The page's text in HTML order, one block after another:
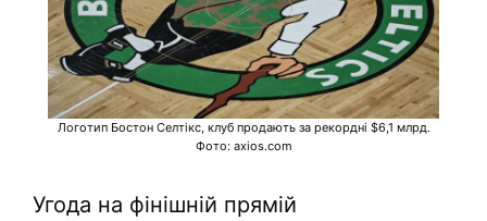
Логотип Бостон Селтікс, клуб продають за рекордні $6,1 млрд.
Фото: axios.com
Угода на фінішній прямій